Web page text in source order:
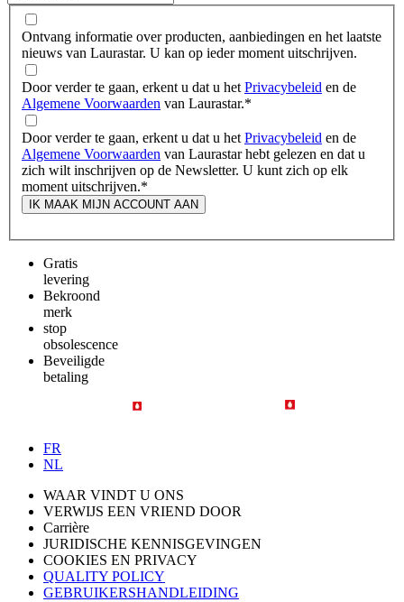
Ontvang informatie over producten, aanbiedingen en het laatste
nieuws van Laurastar. U kan op ieder moment uitschrijven.
Door verder te gaan, erkent u dat u het Privacybeleid en de
Algemene Voorwaarden van Laurastar.*
Door verder te gaan, erkent u dat u het Privacybeleid en de
Algemene Voorwaarden van Laurastar hebt gelezen en dat u
zich wilt inschrijven op de Newsletter. U kunt zich op elk
moment uitschrijven.*
IK MAAK MIJN ACCOUNT AAN
Gratis
levering
Bekroond
merk
stop
obsolescence
Beveiligde
betaling
FR
NL
WAAR VINDT U ONS
VERWIJS EEN VRIEND DOOR
Carrière
JURIDISCHE KENNISGEVINGEN
COOKIES EN PRIVACY
QUALITY POLICY
GEBRUIKERSHANDLEIDING